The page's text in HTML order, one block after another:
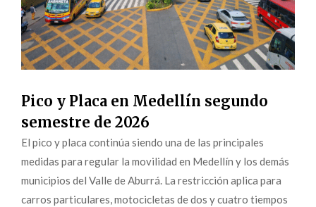
Pico y Placa en Medellín segundo
semestre de 2026
El pico y placa continúa siendo una de las principales
medidas para regular la movilidad en Medellín y los demás
municipios del Valle de Aburrá. La restricción aplica para
carros particulares, motocicletas de dos y cuatro tiempos